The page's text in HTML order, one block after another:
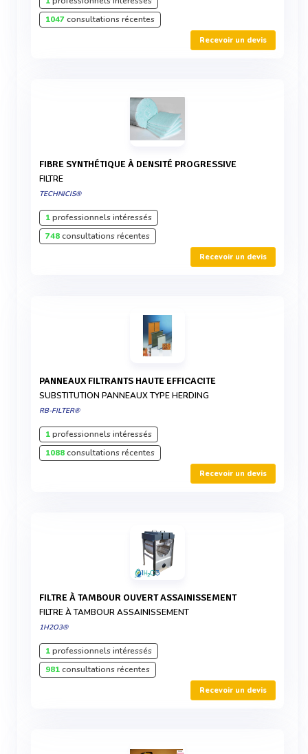
1047consultations récentes
Recevoir un devis
FIBRE SYNTHÉTIQUE À DENSITÉ PROGRESSIVE
FILTRE
TECHNICIS®
1professionnels intéressés
748consultations récentes
Recevoir un devis
PANNEAUX FILTRANTS HAUTE EFFICACITE
SUBSTITUTION PANNEAUX TYPE HERDING
RB-FILTER®
1professionnels intéressés
1088consultations récentes
Recevoir un devis
FILTRE À TAMBOUR OUVERT ASSAINISSEMENT
FILTRE À TAMBOUR ASSAINISSEMENT
1H2O3®
1professionnels intéressés
981consultations récentes
Recevoir un devis